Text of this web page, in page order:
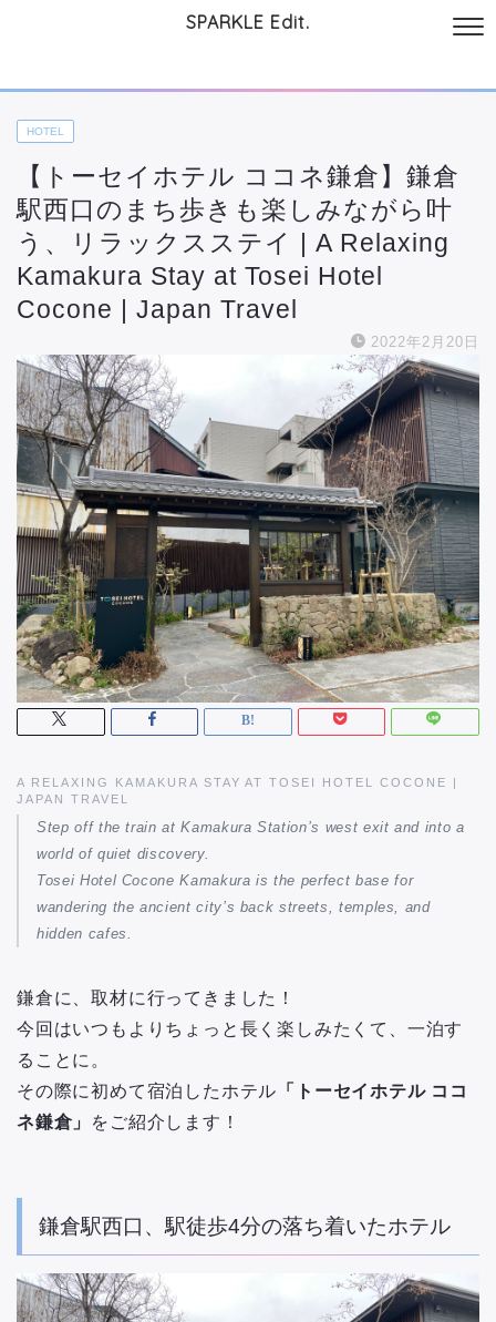
SPARKLE Edit.
HOTEL
【トーセイホテル ココネ鎌倉】鎌倉
駅西口のまち歩きも楽しみながら叶
う、リラックスステイ | A Relaxing
Kamakura Stay at Tosei Hotel
Cocone | Japan Travel
2022年2月20日
A RELAXING KAMAKURA STAY AT TOSEI HOTEL COCONE |
JAPAN TRAVEL
Step off the train at Kamakura Station’s west exit and into a
world of quiet discovery.
Tosei Hotel Cocone Kamakura is the perfect base for
wandering the ancient city’s back streets, temples, and
hidden cafes.
鎌倉に、取材に行ってきました！
今回はいつもよりちょっと長く楽しみたくて、一泊す
ることに。
その際に初めて宿泊したホテル 「トーセイホテル ココ
ネ鎌倉」
をご紹介します！
鎌倉駅西口、駅徒歩4分の落ち着いたホテル